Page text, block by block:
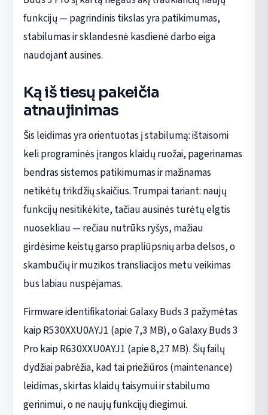
funkcijų — pagrindinis tikslas yra patikimumas,
stabilumas ir sklandesnė kasdienė darbo eiga
naudojant ausines.
Ką iš tiesų pakeičia
atnaujinimas
Šis leidimas yra orientuotas į stabilumą: ištaisomi
keli programinės įrangos klaidų ruožai, pagerinamas
bendras sistemos patikimumas ir mažinamas
netikėtų trikdžių skaičius. Trumpai tariant: naujų
funkcijų nesitikėkite, tačiau ausinės turėtų elgtis
nuosekliau — rečiau nutrūks ryšys, mažiau
girdėsime keistų garso prapliūpsnių arba delsos, o
skambučių ir muzikos transliacijos metu veikimas
bus labiau nuspėjamas.
Firmware identifikatoriai: Galaxy Buds 3 pažymėtas
kaip R530XXU0AYJ1 (apie 7,3 MB), o Galaxy Buds 3
Pro kaip R630XXU0AYJ1 (apie 8,27 MB). Šių failų
dydžiai pabrėžia, kad tai priežiūros (maintenance)
leidimas, skirtas klaidų taisymui ir stabilumo
gerinimui, o ne naujų funkcijų diegimui.